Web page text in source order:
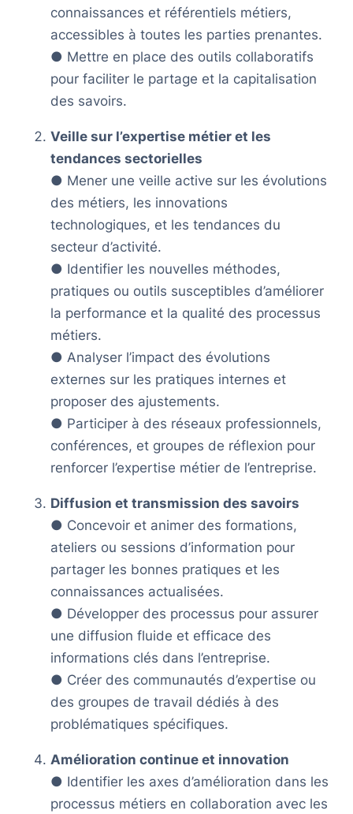
connaissances et référentiels métiers,
accessibles à toutes les parties prenantes.
● Mettre en place des outils collaboratifs
pour faciliter le partage et la capitalisation
des savoirs.
Veille sur l’expertise métier et les
tendances sectorielles
● Mener une veille active sur les évolutions
des métiers, les innovations
technologiques, et les tendances du
secteur d’activité.
● Identifier les nouvelles méthodes,
pratiques ou outils susceptibles d’améliorer
la performance et la qualité des processus
métiers.
● Analyser l’impact des évolutions
externes sur les pratiques internes et
proposer des ajustements.
● Participer à des réseaux professionnels,
conférences, et groupes de réflexion pour
renforcer l’expertise métier de l’entreprise.
Diffusion et transmission des savoirs
● Concevoir et animer des formations,
ateliers ou sessions d’information pour
partager les bonnes pratiques et les
connaissances actualisées.
● Développer des processus pour assurer
une diffusion fluide et efficace des
informations clés dans l’entreprise.
● Créer des communautés d’expertise ou
des groupes de travail dédiés à des
problématiques spécifiques.
Amélioration continue et innovation
● Identifier les axes d’amélioration dans les
processus métiers en collaboration avec les